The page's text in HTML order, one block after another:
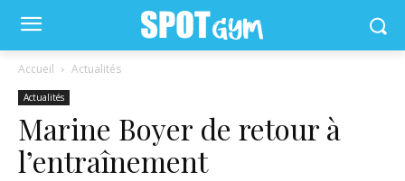
Accueil Actualités
Actualités
Marine Boyer de retour à
l’entraînement